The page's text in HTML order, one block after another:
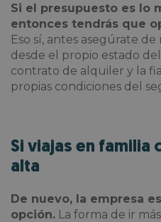
Si el presupuesto es lo
entonces tendrás que
Eso sí, antes asegúrate
desde el propio estado
contrato de alquiler y la
propias condiciones del
Si viajas en familia
alta
De nuevo, la empresa
opción. La forma de ir